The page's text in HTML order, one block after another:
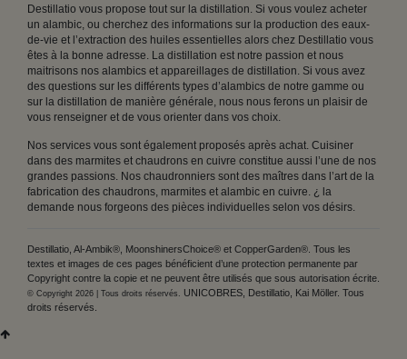
Destillatio vous propose tout sur la distillation. Si vous voulez acheter
un alambic, ou cherchez des informations sur la production des eaux-
de-vie et l’extraction des huiles essentielles alors chez Destillatio vous
êtes à la bonne adresse. La distillation est notre passion et nous
maitrisons nos alambics et appareillages de distillation. Si vous avez
des questions sur les différents types d’alambics de notre gamme ou
sur la distillation de manière générale, nous nous ferons un plaisir de
vous renseigner et de vous orienter dans vos choix.
Nos services vous sont également proposés après achat. Cuisiner
dans des marmites et chaudrons en cuivre constitue aussi l’une de nos
grandes passions. Nos chaudronniers sont des maîtres dans l’art de la
fabrication des chaudrons, marmites et alambic en cuivre. ¿ la
demande nous forgeons des pièces individuelles selon vos désirs.
Destillatio, Al-Ambik®, MoonshinersChoice® et CopperGarden®. Tous les
textes et images de ces pages bénéficient d’une protection permanente par
Copyright contre la copie et ne peuvent être utilisés que sous autorisation écrite.
© Copyright 2026 | Tous droits réservés. UNICOBRES, Destillatio, Kai Möller. Tous
droits réservés.